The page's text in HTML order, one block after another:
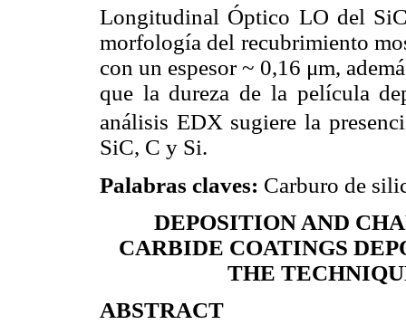
Longitudinal Óptico LO del
morfología del recubrimiento
con un espesor ~ 0,16 μm,
que la dureza de la película
análisis EDX sugiere la
SiC, C y Si.
Palabras claves: Carburo de
DEPOSITION AND
CARBIDE COATINGS
THE
ABSTRACT